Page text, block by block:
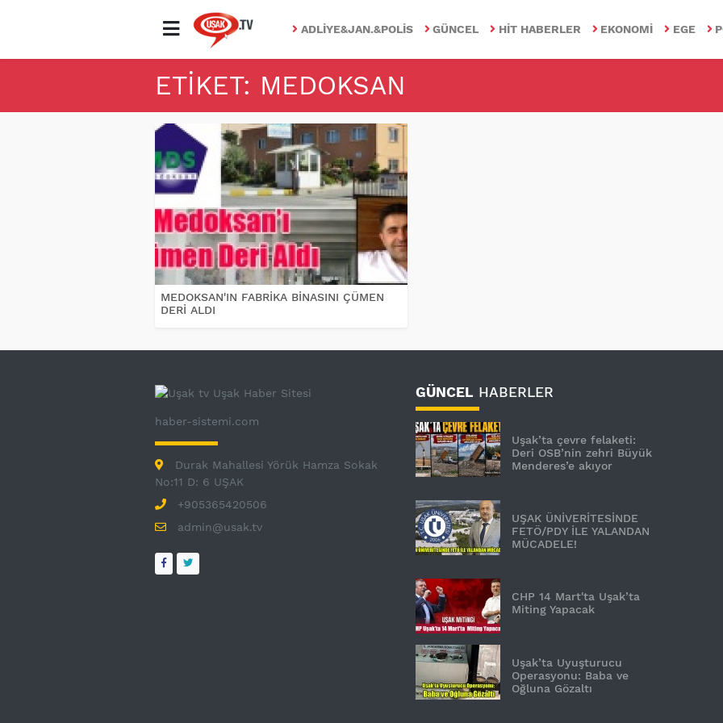
ADLIYE&JAN.&POLIS GÜNCEL HIT HABERLER EKONOMI EGE
ETIKET: MEDOKSAN
MEDOKSAN'IN FABRİKA BİNASINI ÇÜMEN
DERİ ALDI
haber-sistemi.com
Durak Mahallesi Yörük Hamza Sokak
No:11 D: 6 UŞAK
+905365420506
admin@usak.tv
GÜNCEL HABERLER
Uşak’ta çevre felaketi:
Deri OSB’nin zehri Büyük
Menderes’e akıyor
UŞAK ÜNİVERİTESİNDE
FETÖ/PDY İLE YALANDAN
MÜCADELE!
CHP 14 Mart'ta Uşak’ta
Miting Yapacak
Uşak’ta Uyuşturucu
Operasyonu: Baba ve
Oğluna Gözaltı